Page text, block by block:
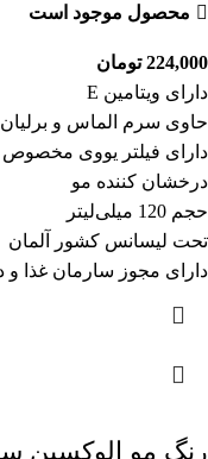
محصول موجود است
224,000 تومان
دارای ویتامین E
حاوی سرم الماس و برلیان
دارای فیلتر یووی
درخشان کننده مو
حجم 120 میلی‌لیتر
تحت لیسانس کشور آلمان
دارای مجوز سارمان غذا و